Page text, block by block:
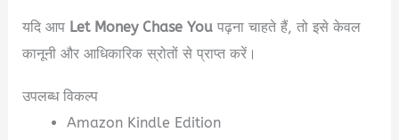
यदि आप Let Money Chase You पढ़ना चाहते हैं, तो इसे केवल
कानूनी और आधिकारिक स्रोतों से प्राप्त करें।
उपलब्ध विकल्प
Amazon Kindle Edition